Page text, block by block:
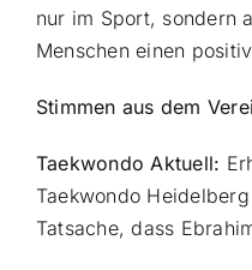
nur im Sport, sondern
Menschen einen
Stimmen aus dem
Taekwondo Aktuell:
Taekwondo
Tatsache, dass